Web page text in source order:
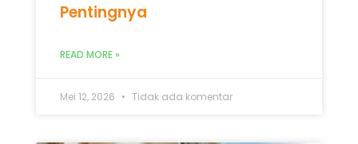
Pentingnya
READ MORE »
Mei 12, 2026 Tidak ada komentar